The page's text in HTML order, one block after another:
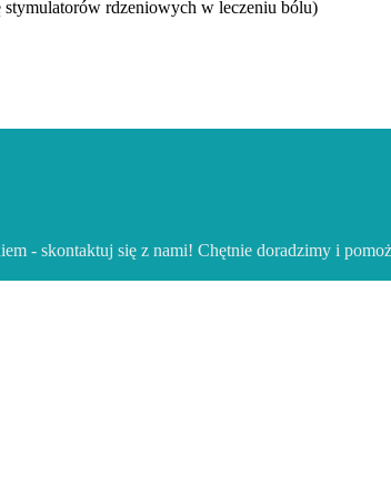
rdzeniowych w leczeniu bólu)
- skontaktuj się z nami! Chętnie doradzimy i